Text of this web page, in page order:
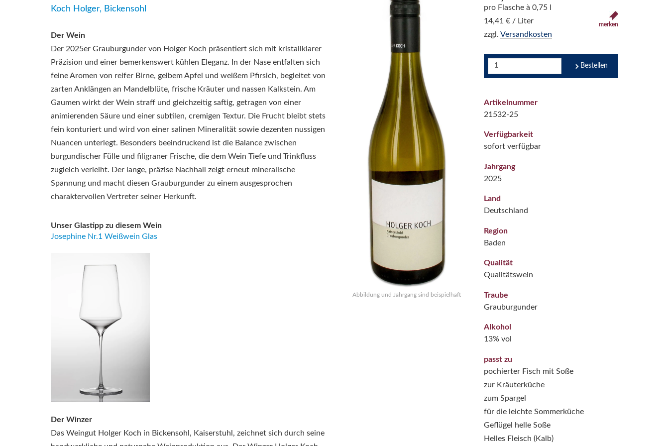
Koch Holger, Bickensohl
Der Wein
Der 2025er Grauburgunder von Holger Koch präsentiert sich mit kristallklarer
Präzision und einer bemerkenswert kühlen Eleganz. In der Nase entfalten sich
feine Aromen von reifer Birne, gelbem Apfel und weißem Pfirsich, begleitet von
zarten Anklängen an Mandelblüte, frische Kräuter und nassen Kalkstein. Am
Gaumen wirkt der Wein straff und gleichzeitig saftig, getragen von einer
animierenden Säure und einer subtilen, cremigen Textur. Die Frucht bleibt stets
fein konturiert und wird von einer salinen Mineralität sowie dezenten nussigen
Nuancen unterlegt. Besonders beeindruckend ist die Balance zwischen
burgundischer Fülle und filigraner Frische, die dem Wein Tiefe und Trinkfluss
zugleich verleiht. Der lange, präzise Nachhall zeigt erneut mineralische
Spannung und macht diesen Grauburgunder zu einem ausgesprochen
charaktervollen Vertreter seiner Herkunft.
Unser Glastipp zu diesem Wein
Josephine Nr.1 Weißwein Glas
Der Winzer
Das Weingut Holger Koch in Bickensohl, Kaiserstuhl, zeichnet sich durch seine
Abbildung und Jahrgang sind beispielhaft
pro Flasche à 0,75 l
14,41 € / Liter
zzgl. Versandkosten
merken
Bestellen
Artikelnummer
21532-25
Verfügbarkeit
sofort verfügbar
Jahrgang
2025
Land
Deutschland
Region
Baden
Qualität
Qualitätswein
Traube
Grauburgunder
Alkohol
13% vol
passt zu
pochierter Fisch mit Soße
zur Kräuterküche
zum Spargel
für die leichte Sommerküche
Geflügel helle Soße
Helles Fleisch (Kalb)